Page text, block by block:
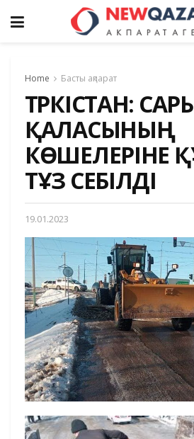
Home Басты ақпарат
ТҮРКІСТАН:
ҚАЛАСЫНЫҢ
КӨШЕЛЕРІНЕ
ТҰЗ СЕБІЛДІ
19.01.2023